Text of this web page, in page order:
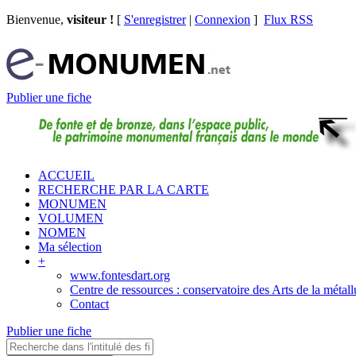
Bienvenue, visiteur ! [ S'enregistrer| Connexion ] Flux RSS
Publier une fiche
ACCUEIL
RECHERCHE PAR LA CARTE
MONUMEN
VOLUMEN
NOMEN
Ma sélection
+
www.fontesdart.org
Centre de ressources : conservatoire des Arts de la
Contact
Publier une fiche